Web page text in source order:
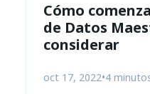
Cómo
de Datos
considerar
oct 17, 2022•4